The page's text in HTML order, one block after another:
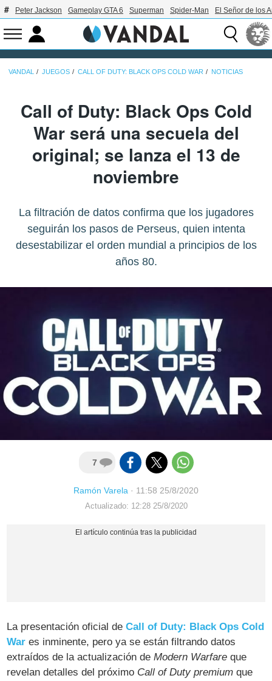
Peter Jackson Gameplay GTA 6 Superman Spider-Man El Señor de los
VANDAL JUEGOS CALL OF DUTY: BLACK OPS COLD WAR NOTICIAS
Call of Duty: Black Ops Cold
War será una secuela del
original; se lanza el 13 de
noviembre
La filtración de datos confirma que los jugadores
seguirán los pasos de Perseus, quien intenta
desestabilizar el orden mundial a principios de los
años 80.
7
Ramón Varela · 11:58 25/8/2020
Actualizado: 12:28 25/8/2020
La presentación oficial deCall of Duty: Black Ops Cold
War es inminente, pero ya se están filtrando datos
extraídos de la actualización deModern Warfare que
revelan detalles del próximo Call of Duty premium que